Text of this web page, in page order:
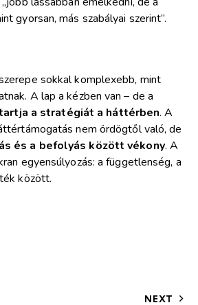
gyorsan, más szabályai szerint”.
sokkal komplexebb, mint
A lap a kézben van – de a
a stratégiát a háttérben. A
nem ördögtől való, de
és a befolyás között vékony. A
egyensúlyozás: a függetlenség, a
között.
NEXT